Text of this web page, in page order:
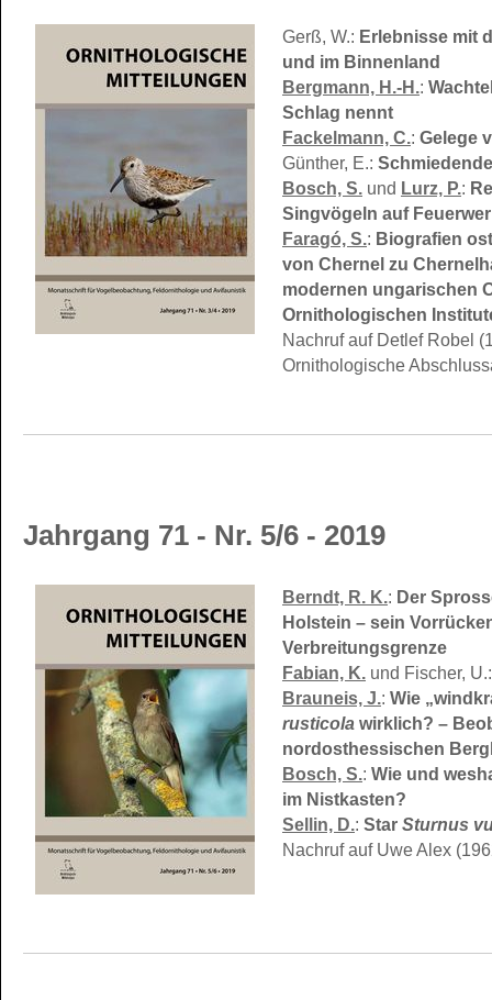
Gerß, W.: Erlebnisse mit
und im Binnenland
Bergmann, H.-H.:
Schlag nennt
Fackelmann, C.: Gelege
Günther, E.:
Bosch, S. und Lurz, P.:
Singvögeln auf
Faragó, S.: Biografien
von Chernel zu
modernen ungarischen
Ornithologischen
Nachruf auf Detlef Robel
Ornithologische
Jahrgang 71 - Nr. 5/6 - 2019
Berndt, R. K.: Der
Holstein – sein
Verbreitungsgrenze
Fabian, K. und Fischer,
Brauneis, J.: Wie
rusticola wirklich? –
nordosthessischen
Bosch, S.: Wie und
im Nistkasten?
Sellin, D.: Star Sturnus
Nachruf auf Uwe Alex